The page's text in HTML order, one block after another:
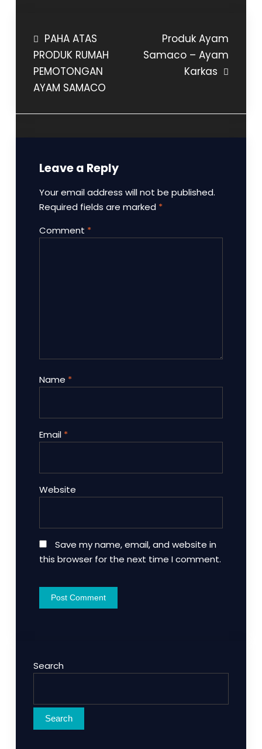
PAHA ATAS
PRODUK RUMAH
PEMOTONGAN
AYAM SAMACO
Produk Ayam
Samaco – Ayam
Karkas
Leave a Reply
Your email address will not be published.
Required fields are marked *
Comment *
Name *
Email *
Website
Save my name, email, and website in
this browser for the next time I comment.
Search
Search